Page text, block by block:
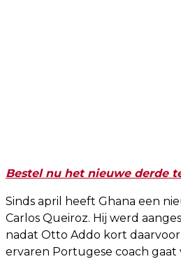
Bestel nu het nieuwe derde
Sinds april heeft Ghana een
Carlos Queiroz. Hij werd
nadat Otto Addo kort
ervaren Portugese coach gaat